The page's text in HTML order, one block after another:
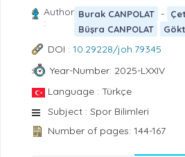
Author
:
Burak CANPOLAT -
Büşra CANPOLAT
DOI : 10.29228/joh.79345
Year-Number: 2025-LXXIV
Language : Türkçe
Subject : Spor Bilimleri
Number of pages: 144-167